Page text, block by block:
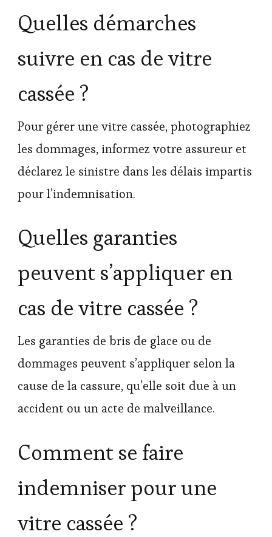
Quelles démarches
suivre en cas de vitre
cassée ?
Pour gérer une vitre cassée, photographiez
les dommages, informez votre assureur et
déclarez le sinistre dans les délais impartis
pour l’indemnisation.
Quelles garanties
peuvent s’appliquer en
cas de vitre cassée ?
Les garanties de bris de glace ou de
dommages peuvent s’appliquer selon la
cause de la cassure, qu’elle soit due à un
accident ou un acte de malveillance.
Comment se faire
indemniser pour une
vitre cassée ?